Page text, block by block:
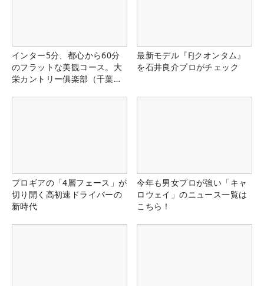
インター5分、都心から60分
のフラットな美観コース。大
栄カントリー俱楽部（千葉
最新モデル『FJクオンタム』
を石井良介プロがチェック
プロギアの「4層フェース」が
切り開く高初速ドライバーの
新時代
今年も男女プロが強い「キャ
ロウェイ」のニュース一覧は
こちら！